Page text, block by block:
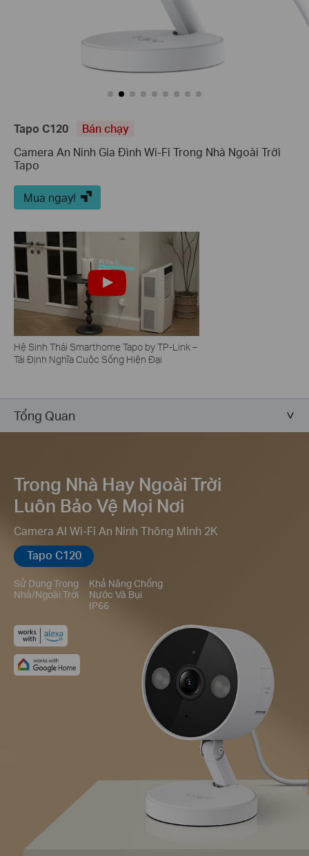
Tapo C120
Bán chạy
Camera An Ninh Gia Đình Wi-Fi Trong Nhà Ngoài Trời
Tapo
Mua ngay!
Hệ Sinh Thái Smarthome Tapo by TP-Link –
Tái Định Nghĩa Cuộc Sống Hiện Đại
Tổng Quan
Trong Nhà Hay Ngoài Trời
Luôn Bảo Vệ Mọi Nơi
Camera AI Wi-Fi An Ninh Thông Minh 2K
Tapo C120
Sử Dụng Trong
Nhà/Ngoài Trời
Khả Năng Chống
Nước Và Bụi
IP66